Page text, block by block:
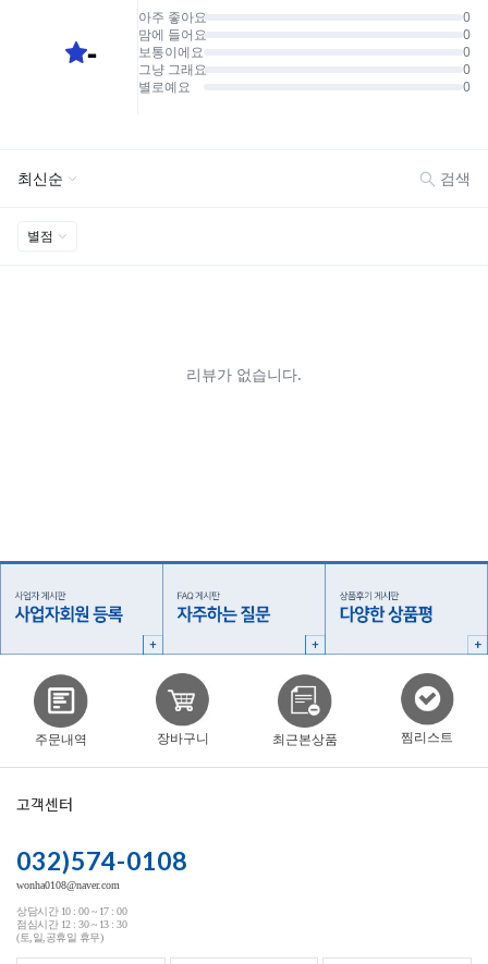
주문내역 장바구니 최근본상품 찜리스트
고객센터
032)574-0108
wonha0108@naver.com
상담시간 10 : 00 ~ 17 : 00
점심시간 12 : 30 ~ 13 : 30
(토,일,공휴일 휴무)